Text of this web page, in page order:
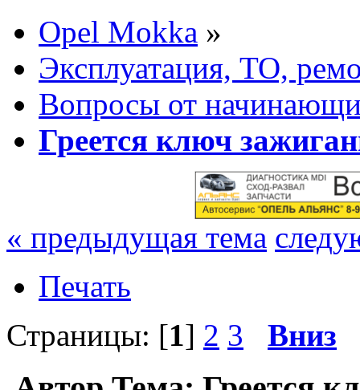
Opel Mokka »
Эксплуатация, ТО,
Вопросы от
Греется ключ
« предыдущая тема
Печать
Страницы: [1] 2 3 Вниз